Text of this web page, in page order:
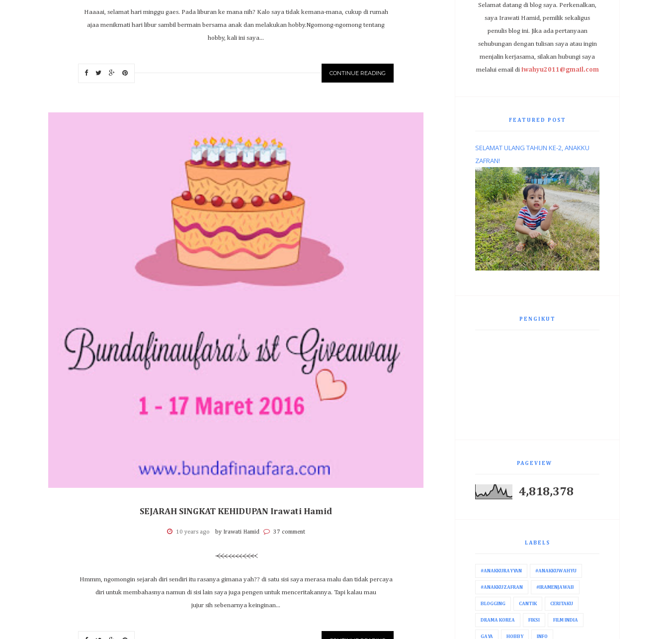
Haaaai, selamat hari minggu gaes. Pada liburan ke mana nih? Kalo saya tidak kemana-mana, cukup di rumah
ajaa menikmati hari libur sambil bermain bersama anak dan melakukan hobby.Ngomong-ngomong tentang
hobby, kali ini saya...
CONTINUE READING
SEJARAH SINGKAT KEHIDUPAN Irawati Hamid
10 years ago by Irawati Hamid 37 comment
Hmmm, ngomongin sejarah diri sendiri itu rasanya gimana yah?? di satu sisi saya merasa malu dan tidak percaya
diri untuk membahasnya namun di sisi lain saya juga pengen untuk menceritakannya. Tapi kalau mau
jujur sih sebenarnya keinginan...
Selamat datang di blog saya. Perkenalkan,
saya Irawati Hamid, pemilik sekaligus
penulis blog ini. Jika ada pertanyaan
sehubungan dengan tulisan saya atau ingin
menjalin kerjasama, silakan hubungi saya
melalui email di iwahyu2011@gmail.com
FEATURED POST
SELAMAT ULANG TAHUN KE-2, ANAKKU
ZAFRAN!
PENGIKUT
PAGEVIEW
4,818,378
LABELS
#ANAKKURAYYAN #ANAKKUWAHYU
#ANAKKUZAFRAN #IRAMENJAWAB
BLOGGING CANTIK CERITAKU
DRAMA KOREA FIKSI FILM INDIA
GAYA HOBBY INFO